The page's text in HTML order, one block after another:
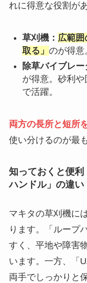
れに得意な役割が
草刈機： 広範囲
取る」 のが得意
除草バイブレー
が得意。砂利
で活躍。
両方の長所と短所
使い分けるのが最
知っておくと便
ハンドル」の違い
マキタの草刈機に
ります。「ループ
すく、平地や障害
います。一方、「
両手でしっかりと